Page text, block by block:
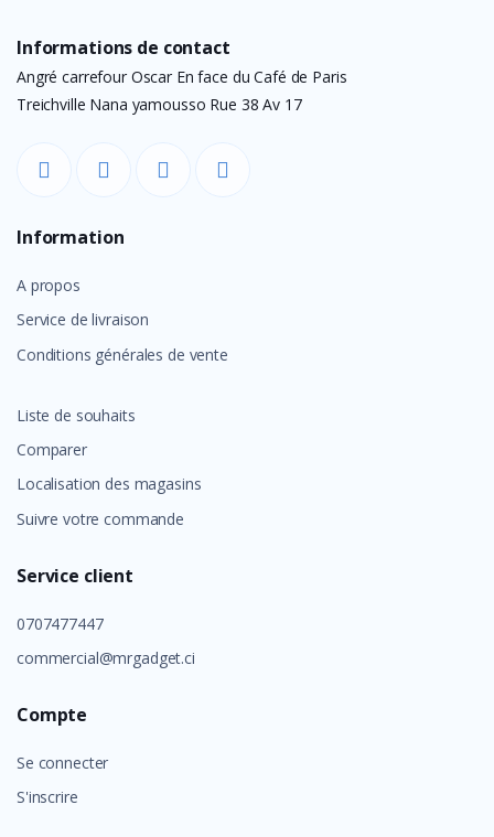
Informations de contact
Angré carrefour Oscar En face du Café de Paris
Treichville Nana yamousso Rue 38 Av 17
Information
A propos
Service de livraison
Conditions générales de vente
Liste de souhaits
Comparer
Localisation des magasins
Suivre votre commande
Service client
0707477447
commercial@mrgadget.ci
Compte
Se connecter
S'inscrire